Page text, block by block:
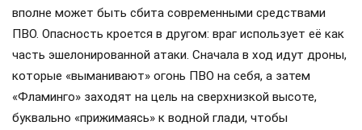
вполне может быть сбита современными средствами
ПВО. Опасность кроется в другом: враг использует её как
часть эшелонированной атаки. Сначала в ход идут дроны,
которые «выманивают» огонь ПВО на себя, а затем
«Фламинго» заходят на цель на сверхнизкой высоте,
буквально «прижимаясь» к водной глади, чтобы